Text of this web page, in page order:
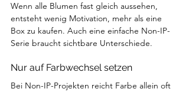
Wenn alle Blumen fast gleich aussehen,
entsteht wenig Motivation, mehr als eine
Box zu kaufen. Auch eine einfache Non-IP-
Serie braucht sichtbare Unterschiede.
Nur auf Farbwechsel setzen
Bei Non-IP-Projekten reicht Farbe allein oft